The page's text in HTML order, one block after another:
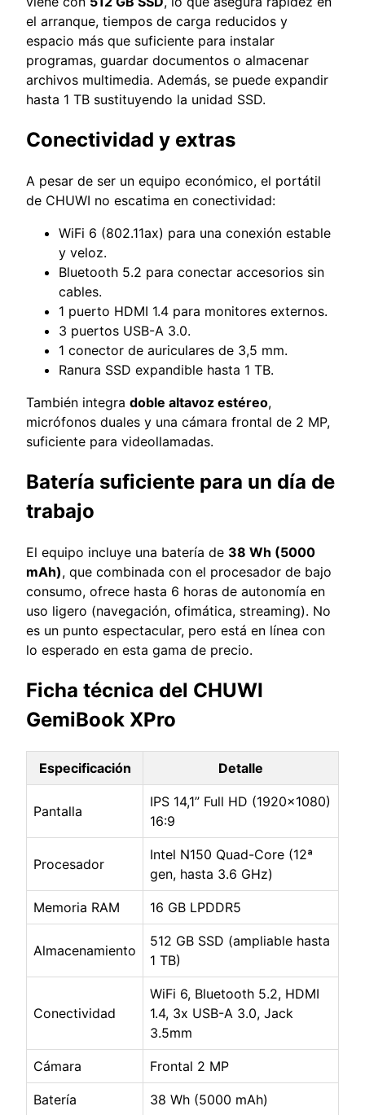
el arranque, tiempos de carga reducidos y
espacio más que suficiente para instalar
programas, guardar documentos o almacenar
archivos multimedia. Además, se puede expandir
hasta 1 TB sustituyendo la unidad SSD.
Conectividad y extras
A pesar de ser un equipo económico, el portátil
de CHUWI no escatima en conectividad:
WiFi 6 (802.11ax) para una conexión estable
y veloz.
Bluetooth 5.2 para conectar accesorios sin
cables.
1 puerto HDMI 1.4 para monitores externos.
3 puertos USB-A 3.0.
1 conector de auriculares de 3,5 mm.
Ranura SSD expandible hasta 1 TB.
También integra doble altavoz estéreo,
micrófonos duales y una cámara frontal de 2 MP,
suficiente para videollamadas.
Batería suficiente para un día de
trabajo
El equipo incluye una batería de 38 Wh (5000
mAh), que combinada con el procesador de bajo
consumo, ofrece hasta 6 horas de autonomía en
uso ligero (navegación, ofimática, streaming). No
es un punto espectacular, pero está en línea con
lo esperado en esta gama de precio.
Ficha técnica del CHUWI
GemiBook XPro
Especificación Detalle
Pantalla
IPS 14,1” Full HD (1920×1080)
16:9
Procesador
Intel N150 Quad-Core (12ª
gen, hasta 3.6 GHz)
Memoria RAM 16 GB LPDDR5
Almacenamiento
512 GB SSD (ampliable hasta
1 TB)
Conectividad
WiFi 6, Bluetooth 5.2, HDMI
1.4, 3x USB-A 3.0, Jack
3.5mm
Cámara Frontal 2 MP
Batería 38 Wh (5000 mAh)